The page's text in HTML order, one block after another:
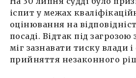
іспит у межах
оцінювання на
посаді. Відтак під загрозою
міг зазнавати тиску влади
прийняття незаконного